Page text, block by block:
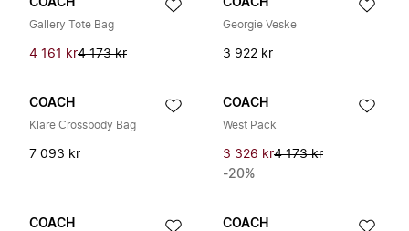
COACH
Gallery Tote Bag
4 161 kr4 173 kr
COACH
Georgie Veske
3 922 kr
COACH
Klare Crossbody Bag
7 093 kr
COACH
West Pack
3 326 kr4 173 kr
-20%
COACH COACH